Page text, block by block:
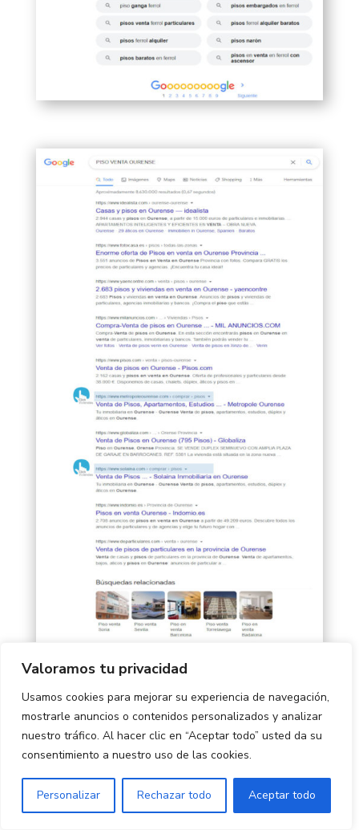
Valoramos tu privacidad
Usamos cookies para mejorar su experiencia de navegación,
mostrarle anuncios o contenidos personalizados y analizar
nuestro tráfico. Al hacer clic en “Aceptar todo” usted da su
consentimiento a nuestro uso de las cookies.
Personalizar Rechazar todo Aceptar todo